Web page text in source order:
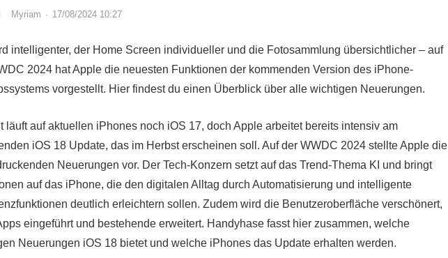
Myriam · 17/08/2024 10:27
intelligenter, der Home Screen individueller und die Fotosammlung übersichtlicher – auf
2024 hat Apple die neuesten Funktionen der kommenden Version des iPhone-
vorgestellt. Hier findest du einen Überblick über alle wichtigen Neuerungen.
läuft auf aktuellen iPhones noch iOS 17, doch Apple arbeitet bereits intensiv am
iOS 18 Update, das im Herbst erscheinen soll. Auf der WWDC 2024 stellte Apple die
Neuerungen vor. Der Tech-Konzern setzt auf das Trend-Thema KI und bringt
auf das iPhone, die den digitalen Alltag durch Automatisierung und intelligente
deutlich erleichtern sollen. Zudem wird die Benutzeroberfläche verschönert,
eingeführt und bestehende erweitert. Handyhase fasst hier zusammen, welche
Neuerungen iOS 18 bietet und welche iPhones das Update erhalten werden.